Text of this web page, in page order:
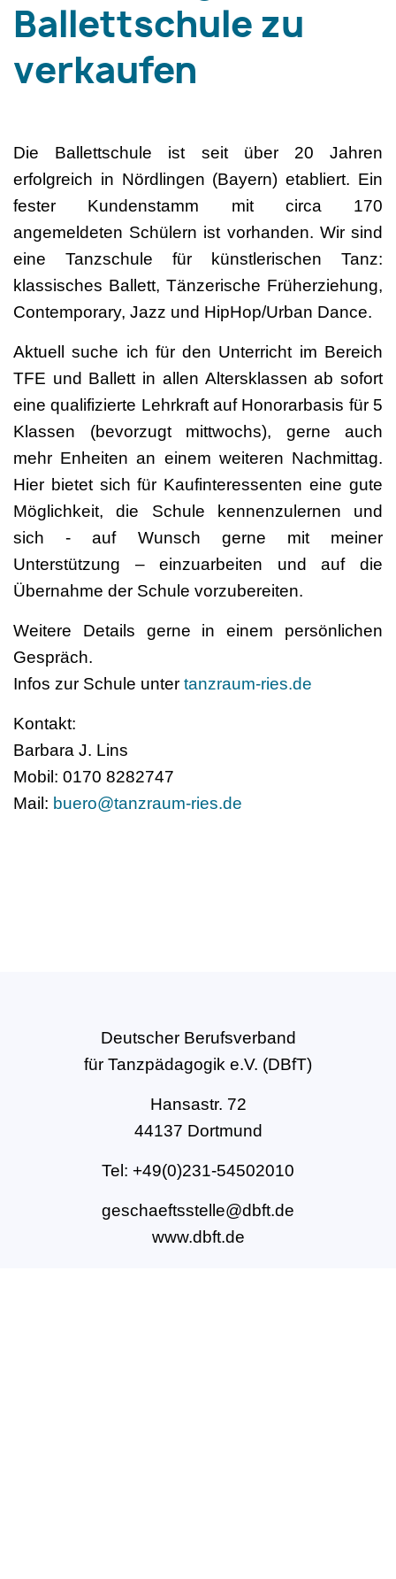
Ballettschule zu
verkaufen
Die Ballettschule ist seit über 20 Jahren
erfolgreich in Nördlingen (Bayern) etabliert. Ein
fester Kundenstamm mit circa 170
angemeldeten Schülern ist vorhanden. Wir sind
eine Tanzschule für künstlerischen Tanz:
klassisches Ballett, Tänzerische Früherziehung,
Contemporary, Jazz und HipHop/Urban Dance.
Aktuell suche ich für den Unterricht im Bereich
TFE und Ballett in allen Altersklassen ab sofort
eine qualifizierte Lehrkraft auf Honorarbasis für 5
Klassen (bevorzugt mittwochs), gerne auch
mehr Enheiten an einem weiteren Nachmittag.
Hier bietet sich für Kaufinteressenten eine gute
Möglichkeit, die Schule kennenzulernen und
sich - auf Wunsch gerne mit meiner
Unterstützung – einzuarbeiten und auf die
Übernahme der Schule vorzubereiten.
Weitere Details gerne in einem persönlichen
Gespräch.
Infos zur Schule unter tanzraum-ries.de
Kontakt:
Barbara J. Lins
Mobil: 0170 8282747
Mail: buero@tanzraum-ries.de
Deutscher Berufsverband
für Tanzpädagogik e.V. (DBfT)
Hansastr. 72
44137 Dortmund
Tel: +49(0)231-54502010
geschaeftsstelle@dbft.de
www.dbft.de